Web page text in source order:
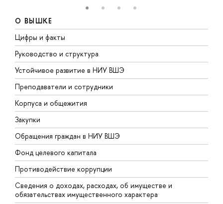
О ВЫШКЕ
Цифры и факты
Руководство и структура
Устойчивое развитие в НИУ ВШЭ
Преподаватели и сотрудники
Корпуса и общежития
Закупки
Обращения граждан в НИУ ВШЭ
Фонд целевого капитала
Противодействие коррупции
Сведения о доходах, расходах, об имуществе и
обязательствах имущественного характера